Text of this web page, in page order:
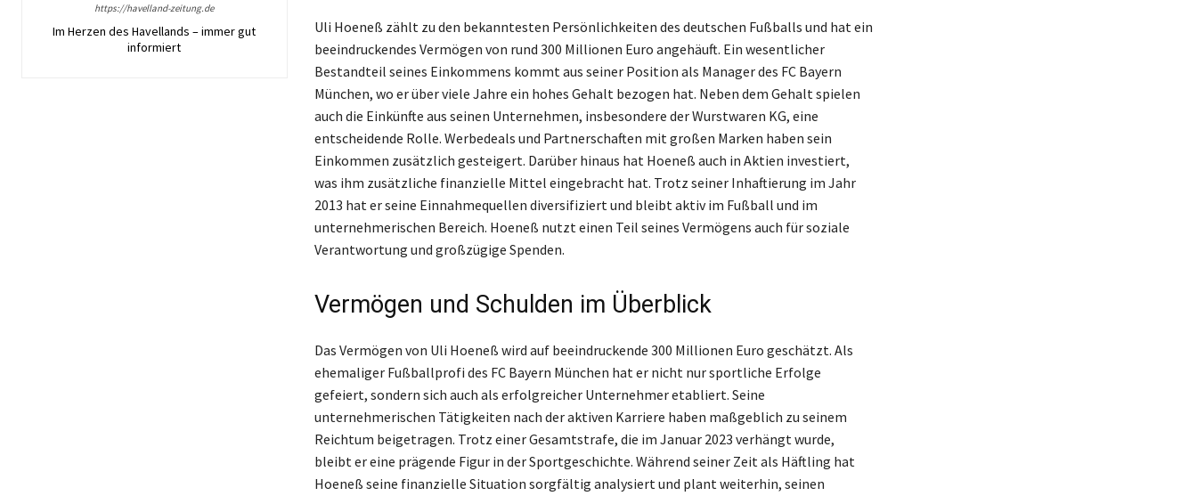
https://havelland-zeitung.de
Im Herzen des Havellands – immer gut
informiert
Uli Hoeneß zählt zu den bekanntesten Persönlichkeiten des deutschen Fußballs und hat ein
beeindruckendes Vermögen von rund 300 Millionen Euro angehäuft. Ein wesentlicher
Bestandteil seines Einkommens kommt aus seiner Position als Manager des FC Bayern
München, wo er über viele Jahre ein hohes Gehalt bezogen hat. Neben dem Gehalt spielen
auch die Einkünfte aus seinen Unternehmen, insbesondere der Wurstwaren KG, eine
entscheidende Rolle. Werbedeals und Partnerschaften mit großen Marken haben sein
Einkommen zusätzlich gesteigert. Darüber hinaus hat Hoeneß auch in Aktien investiert,
was ihm zusätzliche finanzielle Mittel eingebracht hat. Trotz seiner Inhaftierung im Jahr
2013 hat er seine Einnahmequellen diversifiziert und bleibt aktiv im Fußball und im
unternehmerischen Bereich. Hoeneß nutzt einen Teil seines Vermögens auch für soziale
Verantwortung und großzügige Spenden.
Vermögen und Schulden im Überblick
Das Vermögen von Uli Hoeneß wird auf beeindruckende 300 Millionen Euro geschätzt. Als
ehemaliger Fußballprofi des FC Bayern München hat er nicht nur sportliche Erfolge
gefeiert, sondern sich auch als erfolgreicher Unternehmer etabliert. Seine
unternehmerischen Tätigkeiten nach der aktiven Karriere haben maßgeblich zu seinem
Reichtum beigetragen. Trotz einer Gesamtstrafe, die im Januar 2023 verhängt wurde,
bleibt er eine prägende Figur in der Sportgeschichte. Während seiner Zeit als Häftling hat
Hoeneß seine finanzielle Situation sorgfältig analysiert und plant weiterhin, seinen